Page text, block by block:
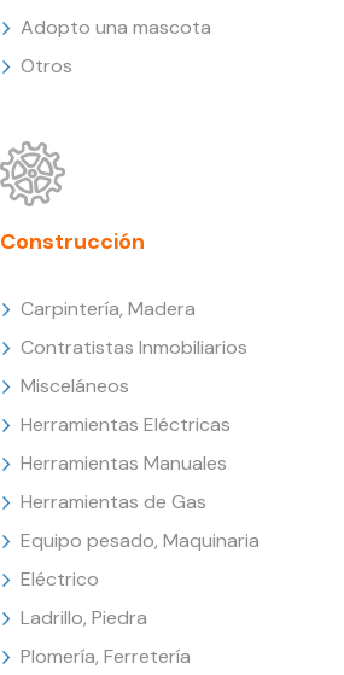
Adopto una mascota
Otros
Construcción
Carpintería, Madera
Contratistas Inmobiliarios
Misceláneos
Herramientas Eléctricas
Herramientas Manuales
Herramientas de Gas
Equipo pesado, Maquinaria
Eléctrico
Ladrillo, Piedra
Plomería, Ferretería